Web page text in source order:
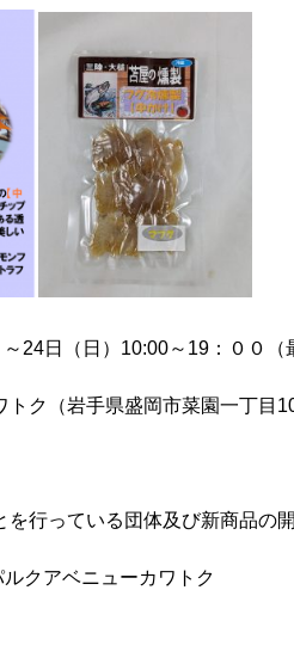
24日（日）10:00～19：００（
トク（岩手県盛岡市菜園一丁目
行っている団体及び新商品の
クアベニューカワトク